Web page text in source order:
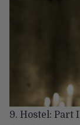
9. Hostel: Part